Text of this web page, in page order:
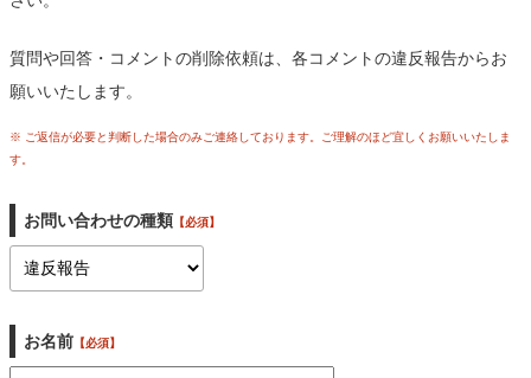
質問や回答・コメントの削除依頼は、各コメントの違反報告からお
願いいたします。
※ ご返信が必要と判断した場合のみご連絡しております。ご理解のほど宜しくお願いいたしま
す。
お問い合わせの種類 【必須】
お名前 【必須】